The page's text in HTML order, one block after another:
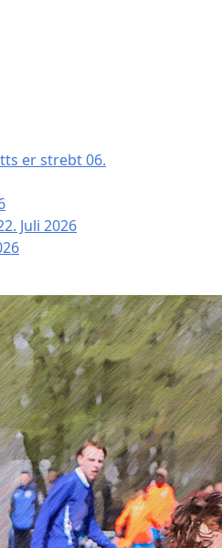
er strebt06.
Juli 2026